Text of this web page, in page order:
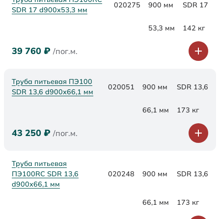
SDR 17 d900х53,3 мм
020275 900 мм SDR 17
53,3 мм 142 кг
39 760 ₽ /пог.м.
Труба питьевая ПЭ100
SDR 13,6 d900х66,1 мм
020051 900 мм SDR 13,6
66,1 мм 173 кг
43 250 ₽ /пог.м.
Труба питьевая
ПЭ100RC SDR 13,6
d900х66,1 мм
020248 900 мм SDR 13,6
66,1 мм 173 кг